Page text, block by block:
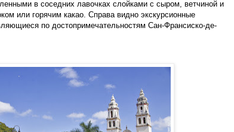
в соседних лавочках слойками с сыром, ветчиной и
или горячим какао. Справа видно экскурсионные
по достопримечательностям Сан-Франсиско-де-